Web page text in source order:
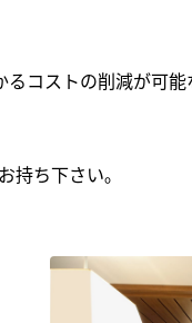
コストの削減が可
持ち下さい｡